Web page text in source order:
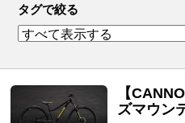
タグで絞る
【
ズマウン